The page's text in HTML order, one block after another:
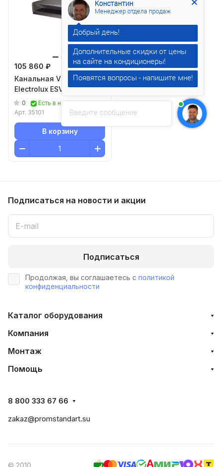
105 860 ₽
Канальная VRF система
Electrolux ESVMD-SF-90
0
Есть в наличии
Арт. 35101
В корзину
Подписаться на новости и акции
Подписаться
Продолжая, вы соглашаетесь с политикой
конфиденциальности
Каталог оборудования
Компания
Монтаж
Помощь
8 800 333 67 66
zakaz@promstandart.su
© 2010
Введите сообщение
Константин
Менеджер отдела продаж
Добрый день!
Дополнительные скидки от цены
на сайте на кондиционеры!
Появятся вопросы - напишите мне!